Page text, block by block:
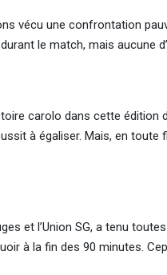
vécu une confrontation
le match, mais aucune
carolo dans cette édition
à égaliser. Mais, en toute
et l’Union SG, a tenu
à la fin des 90 minutes.